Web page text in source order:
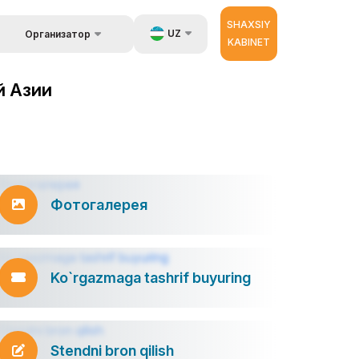
berish.
Организатор UZ
SHAXSIY
KABINET
Азии
Фотогалерея
Ko`rgazmaga tashrif buyuring
Stendni bron qilish